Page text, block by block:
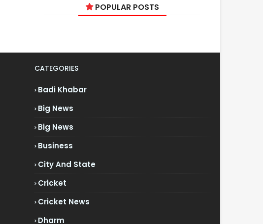
POPULAR POSTS
CATEGORIES
Badi Khabar
Big News
Big News
Business
City And State
Cricket
Cricket News
Dharm